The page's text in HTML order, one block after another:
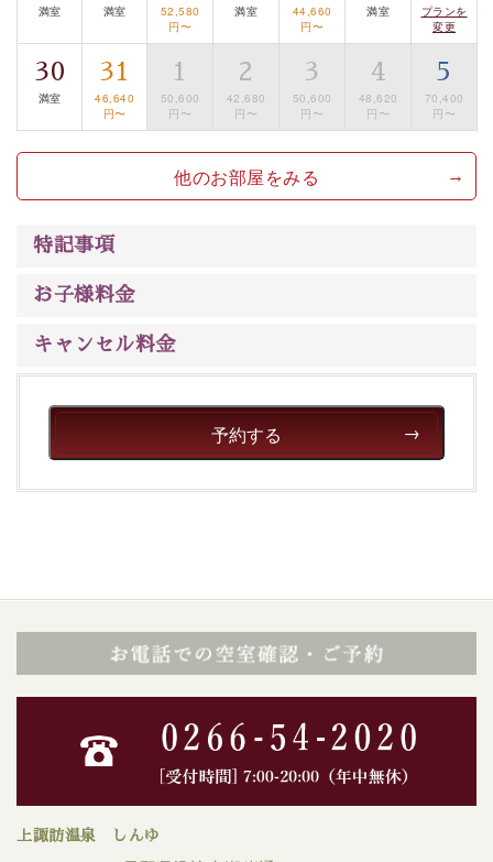
以上がプラン内容です。
上諏訪温泉“しんゆ”なら諏訪大社など歴史ある諏訪の街
で心癒されます。 清らかな源泉、自然の恵みあるお食
事、諏訪湖に包まれるお部屋、 大人のたしなみを感じて
いただける、美しく癒される宿で贅沢に幸せのときを安
心してお過ごしください。
満室 満室
52,580
円〜
満室
44,660
円〜
満室
プランを
変更
30
満室
31
46,640
円〜
1
50,600
円〜
2
42,680
円〜
3
50,600
円〜
4
48,620
円〜
5
70,400
円〜
他のお部屋をみる
特記事項
お子様料金
キャンセル料金
予約する
上諏訪温泉 しんゆ